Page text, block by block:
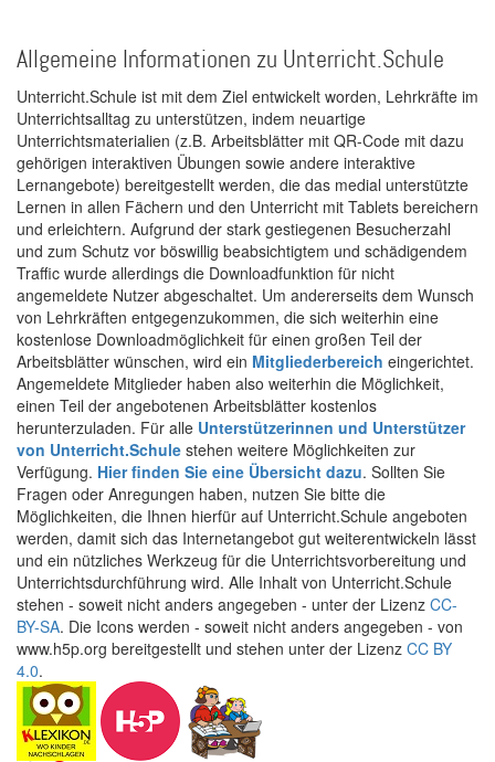
Allgemeine Informationen zu Unterricht.Schule
Unterricht.Schule ist mit dem Ziel entwickelt worden, Lehrkräfte im
Unterrichtsalltag zu unterstützen, indem neuartige
Unterrichtsmaterialien (z.B. Arbeitsblätter mit QR-Code mit dazu
gehörigen interaktiven Übungen sowie andere interaktive
Lernangebote) bereitgestellt werden, die das medial unterstützte
Lernen in allen Fächern und den Unterricht mit Tablets bereichern
und erleichtern. Aufgrund der stark gestiegenen Besucherzahl
und zum Schutz vor böswillig beabsichtigtem und schädigendem
Traffic wurde allerdings die Downloadfunktion für nicht
angemeldete Nutzer abgeschaltet. Um andererseits dem Wunsch
von Lehrkräften entgegenzukommen, die sich weiterhin eine
kostenlose Downloadmöglichkeit für einen großen Teil der
Arbeitsblätter wünschen, wird ein Mitgliederbereich eingerichtet.
Angemeldete Mitglieder haben also weiterhin die Möglichkeit,
einen Teil der angebotenen Arbeitsblätter kostenlos
herunterzuladen. Für alle Unterstützerinnen und Unterstützer
von Unterricht.Schule stehen weitere Möglichkeiten zur
Verfügung. Hier finden Sie eine Übersicht dazu. Sollten Sie
Fragen oder Anregungen haben, nutzen Sie bitte die
Möglichkeiten, die Ihnen hierfür auf Unterricht.Schule angeboten
werden, damit sich das Internetangebot gut weiterentwickeln lässt
und ein nützliches Werkzeug für die Unterrichtsvorbereitung und
Unterrichtsdurchführung wird. Alle Inhalt von Unterricht.Schule
stehen - soweit nicht anders angegeben - unter der Lizenz CC-
BY-SA. Die Icons werden - soweit nicht anders angegeben - von
www.h5p.org bereitgestellt und stehen unter der Lizenz CC BY
4.0.